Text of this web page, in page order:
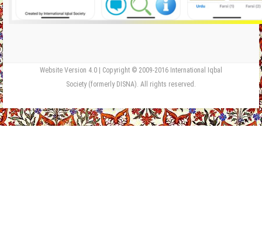
Website Version 4.0 | Copyright © 2009-2016 International Iqbal
Society (formerly DISNA). All rights reserved.